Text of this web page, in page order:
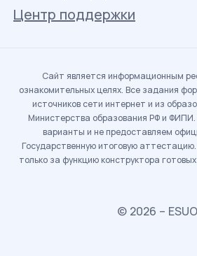
Центр поддержки
Сайт является информационным
ознакомительных целях. Все задания
источников сети интернет и из
Министерства образования РФ и
варианты и не предоставляем
Государственную итоговую
только за функцию конструктора
© 2026 – ESUO